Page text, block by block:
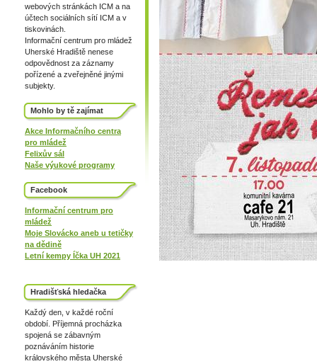
webových stránkách ICM a na
účtech sociálních sítí ICM a v
tiskovinách.
Informační centrum pro mládež
Uherské Hradiště nenese
odpovědnost za záznamy
pořízené a zveřejněné jinými
subjekty.
Mohlo by tě zajímat
Akce Informačního centra
pro mládež
Felixův sál
Naše výukové programy
Facebook
Informační centrum pro
mládež
Moje Slovácko aneb u tetičky
na dědině
Letní kempy Íčka UH 2021
Hradišťská hledačka
Každý den, v každé roční
období. Příjemná procházka
spojená se zábavným
poznáváním historie
královského města Uherské